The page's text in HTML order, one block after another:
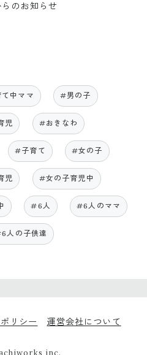
のお知らせ
中ママ #男の子
児 #おきなわ
#子育て #女の子
児 #女の子育児中
#6人 #6人のママ
人の子供達
リシー 運営会社について
inc.